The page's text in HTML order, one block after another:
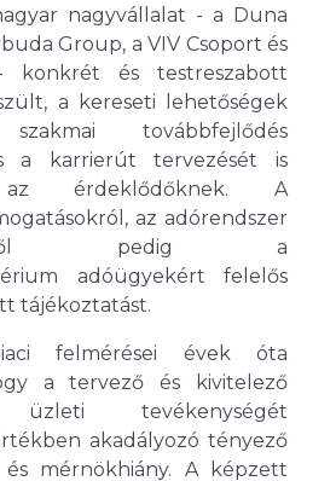
nagyvállalat - a Duna
Group, a VIV Csoport és
és testreszabott
a kereseti lehetőségek
továbbfejlődés
a karrierút tervezését is
érdeklődőknek. A
az adórendszer
pedig a
adóügyekért felelős
tájékoztatást.
felmérései évek óta
a tervező és kivitelező
üzleti tevékenységét
akadályozó tényező
és mérnökhiány. A képzett